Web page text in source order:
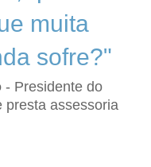
muita
sofre?"
- Presidente do
presta assessoria